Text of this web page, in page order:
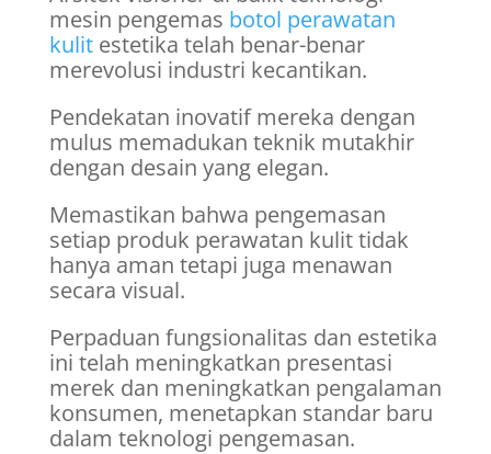
mesin pengemas botol perawatan
kulitestetika telah benar-benar
merevolusi industri kecantikan.
Pendekatan inovatif mereka dengan
mulus memadukan teknik mutakhir
dengan desain yang elegan.
Memastikan bahwa pengemasan
setiap produk perawatan kulit tidak
hanya aman tetapi juga menawan
secara visual.
Perpaduan fungsionalitas dan estetika
ini telah meningkatkan presentasi
merek dan meningkatkan pengalaman
konsumen, menetapkan standar baru
dalam teknologi pengemasan.